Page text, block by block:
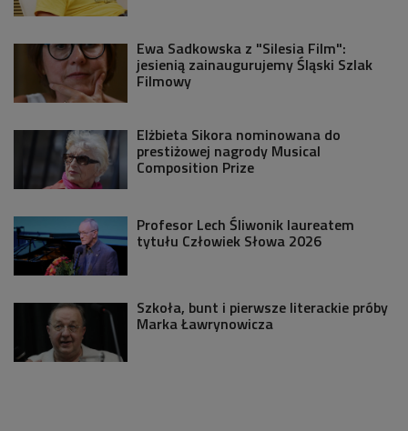
Ewa Sadkowska z "Silesia Film":
jesienią zainaugurujemy Śląski Szlak
Filmowy
Elżbieta Sikora nominowana do
prestiżowej nagrody Musical
Composition Prize
Profesor Lech Śliwonik laureatem
tytułu Człowiek Słowa 2026
Szkoła, bunt i pierwsze literackie próby
Marka Ławrynowicza